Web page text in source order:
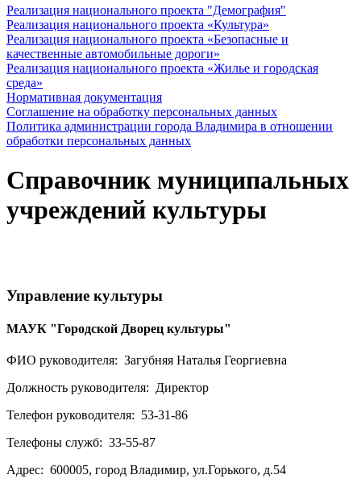
Реализация национального проекта "Демография"
Реализация национального проекта «Культура»
Реализация национального проекта «Безопасные и
качественные автомобильные дороги»
Реализация национального проекта «Жилье и городская
среда»
Нормативная документация
Соглашение на обработку персональных данных
Политика администрации города Владимира в отношении
обработки персональных данных
Справочник муниципальных
учреждений культуры
Управление культуры
МАУК "Городской Дворец культуры"
ФИО руководителя: Загубняя Наталья Георгиевна
Должность руководителя: Директор
Телефон руководителя: 53-31-86
Телефоны служб: 33-55-87
Адрес: 600005, город Владимир, ул.Горького, д.54